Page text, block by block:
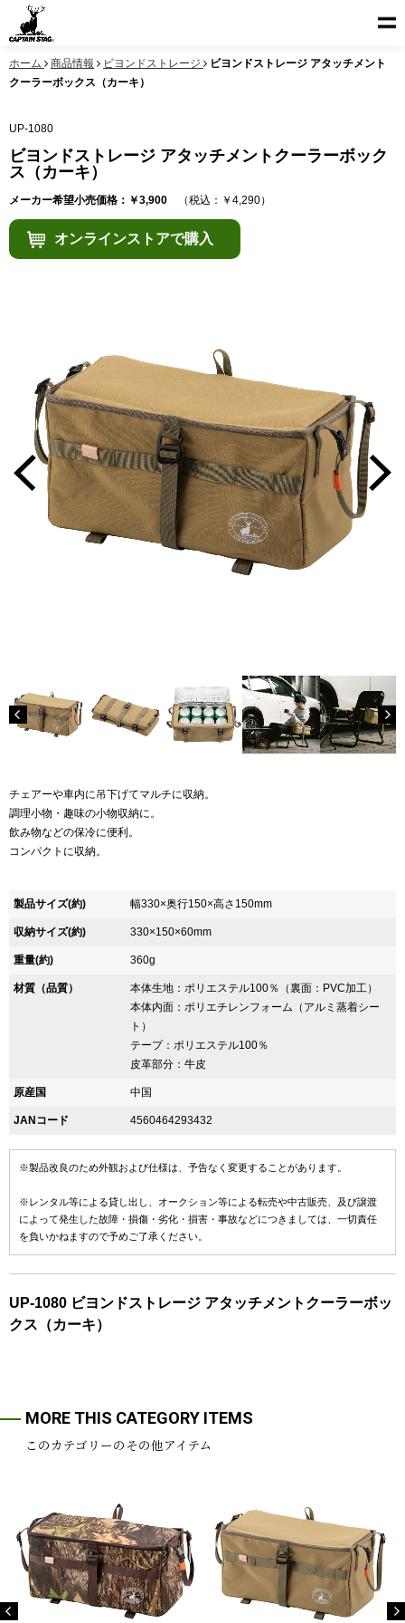
ホーム 商品情報 ビヨンドストレージ
ビヨンドストレージ アタッチメント
クーラーボックス（カーキ）
UP-1080
ビヨンドストレージ アタッチメントクーラーボック
ス（カーキ）
メーカー希望小売価格：￥3,900 （税込：￥4,290）
オンラインストアで購入
チェアーや車内に吊下げてマルチに収納。
調理小物・趣味の小物収納に。
飲み物などの保冷に便利。
コンパクトに収納。
製品サイズ(約) 幅330×奥行150×高さ150mm
収納サイズ(約) 330×150×60mm
重量(約) 360g
材質（品質）
本体生地：ポリエステル100％（裏面：PVC加工）
本体内面：ポリエチレンフォーム（アルミ蒸着シー
ト）
テープ：ポリエステル100％
皮革部分：牛皮
原産国 中国
JANコード 4560464293432
※製品改良のため外観および仕様は、予告なく変更することがあります。
※レンタル等による貸し出し、オークション等による転売や中古販売、及び譲渡
によって発生した故障・損傷・劣化・損害・事故などにつきましては、一切責任
を負いかねますので予めご了承ください。
UP-1080 ビヨンドストレージ アタッチメントクーラーボッ
クス（カーキ）
MORE THIS CATEGORY ITEMS
このカテゴリーのその他アイテム